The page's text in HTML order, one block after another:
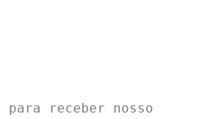
receber nosso